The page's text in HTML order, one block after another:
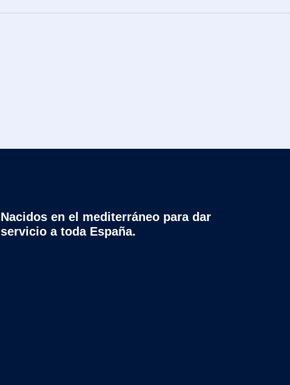
Nacidos en el mediterráneo para dar
servicio a toda España.